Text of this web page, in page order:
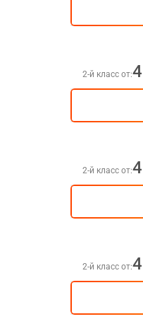
2-й класс от:
2-й класс от:
2-й класс от: